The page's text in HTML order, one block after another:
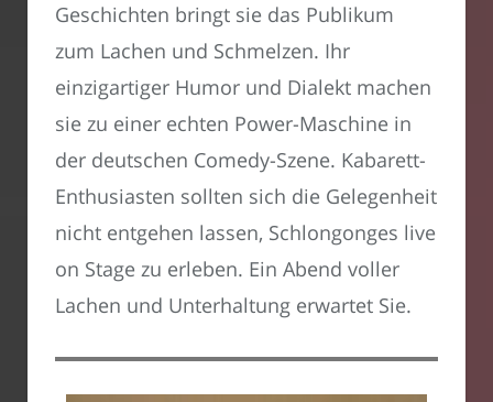
Geschichten bringt sie das Publikum
zum Lachen und Schmelzen. Ihr
einzigartiger Humor und Dialekt machen
sie zu einer echten Power-Maschine in
der deutschen Comedy-Szene. Kabarett-
Enthusiasten sollten sich die Gelegenheit
nicht entgehen lassen, Schlongonges live
on Stage zu erleben. Ein Abend voller
Lachen und Unterhaltung erwartet Sie.